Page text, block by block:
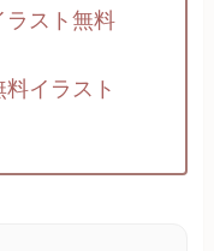
ラスト無料
イラスト